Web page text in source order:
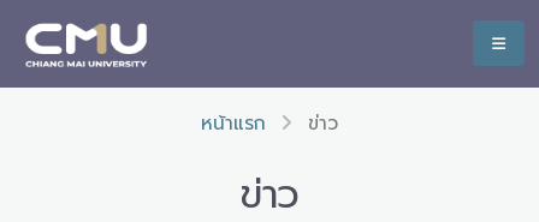
หน้าแรก ข่าว
ข่าว